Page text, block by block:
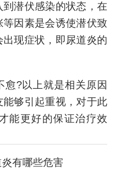
潜伏感染的状态，在
因素是会诱使潜伏致
现症状，即尿道炎的
愈?以上就是相关原因
够引起重视，对于此
能更好的保证治疗效
有哪些危害